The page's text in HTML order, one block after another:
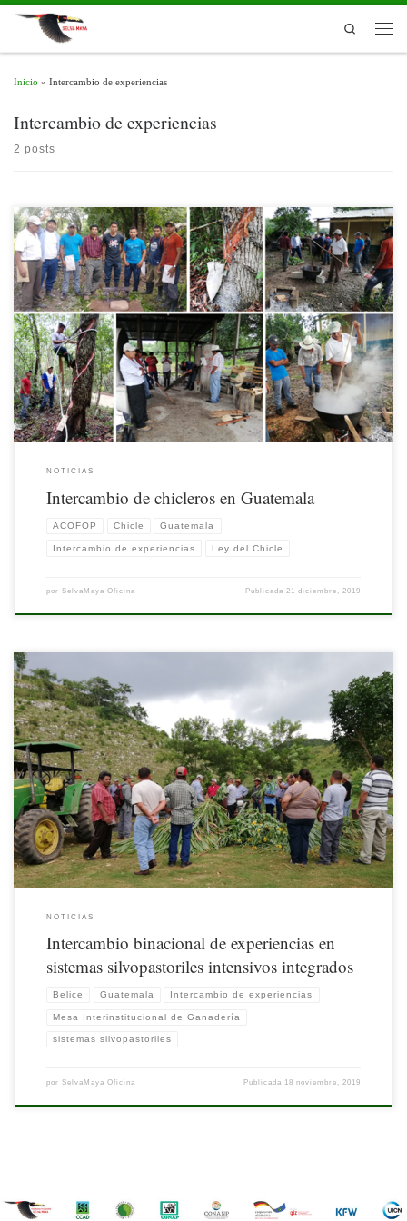
Skip to content
Search
Inicio » Intercambio de experiencias
Intercambio de experiencias
2 posts
La Asociación de Comunidades Forestales de Petén (ACOFOP) y el Programa Selva
Maya, de la Cooperación Técnica Alemana (GIZ); facilitaron un intercambio de
experiencias entre chicleros expertos, jóvenes chicleros y aspirantes a chicleros del
17 al 19 de diciembre.
NOTICIAS
Intercambio de chicleros en Guatemala
ACOFOP Chicle Guatemala
Intercambio de experiencias Ley del Chicle
por SelvaMaya Oficina Publicada21 diciembre, 2019
La Mesa Interinstitucional de Ganadería fomenta el fortalecimiento de capacidades
de los comités ganaderos de las comunidades El Caoba, Purusilá y El Naranjo, en
Petén, Guatemala.
NOTICIAS
Intercambio binacional de experiencias en
sistemas silvopastoriles intensivos integrados
Belice Guatemala Intercambio de experiencias
Mesa Interinstitucional de Ganadería
sistemas silvopastoriles
por SelvaMaya Oficina Publicada 18 noviembre, 2019